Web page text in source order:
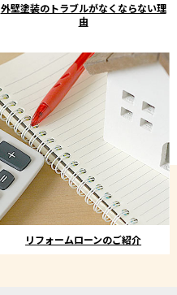
外壁塗装のトラブルがなくならない理
由
リフォームローンのご紹介